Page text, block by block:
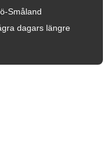
Småland
dagars längre